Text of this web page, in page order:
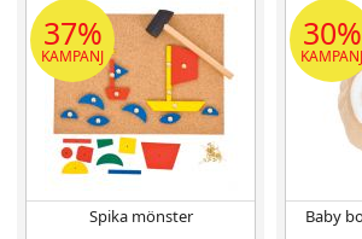
37%
KAMPANJ
Spika mönster
30%
KAMPANJ
Baby